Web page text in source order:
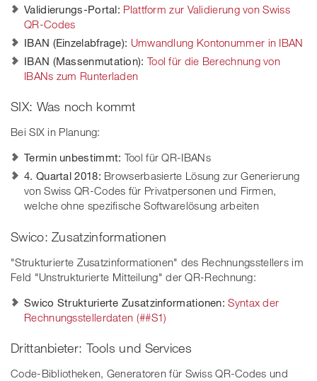
Validierungs-Portal: Plattform zur Validierung von Swiss
QR-Codes
IBAN (Einzelabfrage): Umwandlung Kontonummer in IBAN
IBAN (Massenmutation): Tool für die Berechnung von
IBANs zum Runterladen
SIX: Was noch kommt
Bei SIX in Planung:
Termin unbestimmt: Tool für QR-IBANs
4. Quartal 2018: Browserbasierte Lösung zur Generierung
von Swiss QR-Codes für Privatpersonen und Firmen,
welche ohne spezifische Softwarelösung arbeiten
Swico: Zusatzinformationen
"Strukturierte Zusatzinformationen" des Rechnungsstellers im
Feld "Unstrukturierte Mitteilung" der QR-Rechnung:
Swico Strukturierte Zusatzinformationen: Syntax der
Rechnungsstellerdaten (##S1)
Drittanbieter: Tools und Services
Code-Bibliotheken, Generatoren für Swiss QR-Codes und